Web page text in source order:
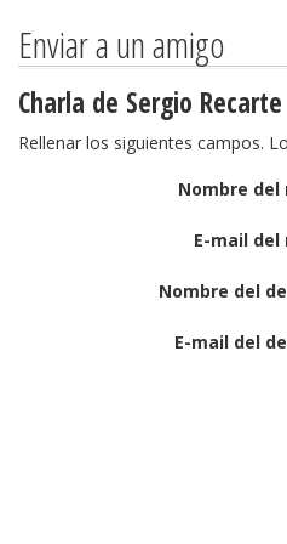
Enviar a un amigo
Charla de Sergio Recarte
Rellenar los siguientes campos.
Nombre
E-mail
Nombre del
E-mail del